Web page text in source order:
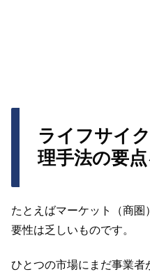
ライフサイ
理手法の要
たとえばマーケット（商
要性は乏しいものです。
ひとつの市場にまだ事業